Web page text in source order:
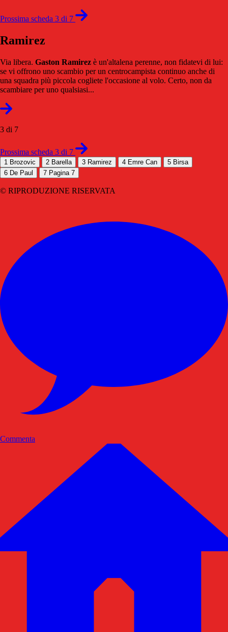
Prossima scheda 3 di 7
Ramirez
Via libera. Gaston Ramirez è un'altalena perenne, non fidatevi di lui:
se vi offrono uno scambio per un centrocampista continuo anche di
una squadra più piccola cogliete l'occasione al volo. Certo, non da
scambiare per uno qualsiasi...
3 di 7
Prossima scheda 3 di 7
1 Brozovic 2 Barella 3 Ramirez 4 Emre Can 5 Birsa
6 De Paul 7 Pagina 7
© RIPRODUZIONE RISERVATA
Commenta